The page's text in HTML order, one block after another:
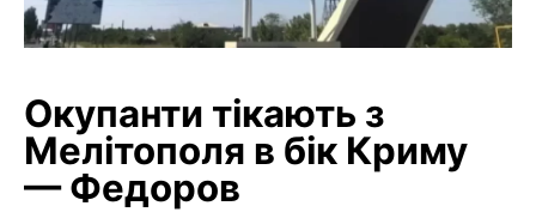
Окупанти тікають з
Мелітополя в бік Криму
— Федоров